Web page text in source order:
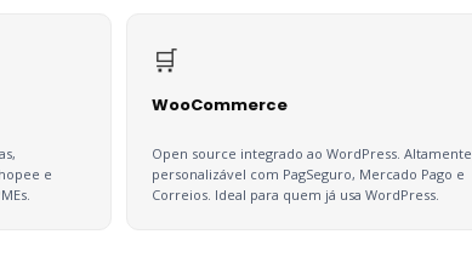
e
🛒
WooCommerce
Open source integrado ao WordPress. Altamente
personalizável com PagSeguro, Mercado Pago e
Correios. Ideal para quem já usa WordPress.